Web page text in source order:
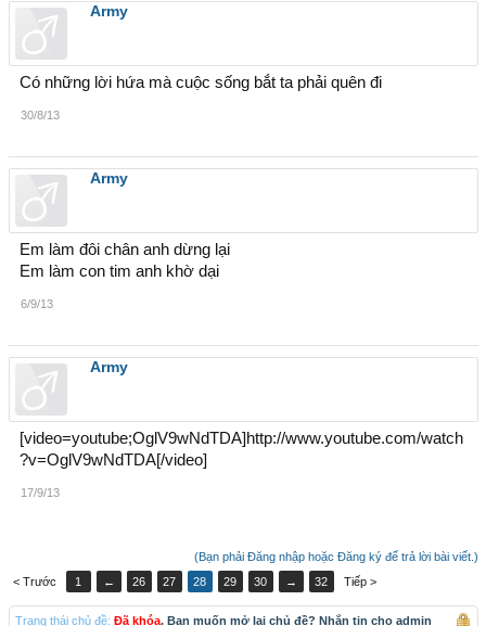
Army
Có những lời hứa mà cuộc sống bắt ta phải quên đi
30/8/13
Army
Em làm đôi chân anh dừng lại
Em làm con tim anh khờ dại
6/9/13
Army
[video=youtube;OglV9wNdTDA]http://www.youtube.com/watch
?v=OglV9wNdTDA[/video]
17/9/13
(Bạn phải Đăng nhập hoặc Đăng ký để trả lời bài viết.)
< Trước
1 ← 26 27 28 29 30 → 32 Tiếp >
Trạng thái chủ đề: Đã khóa. Bạn muốn mở lại chủ đề? Nhắn tin cho admin